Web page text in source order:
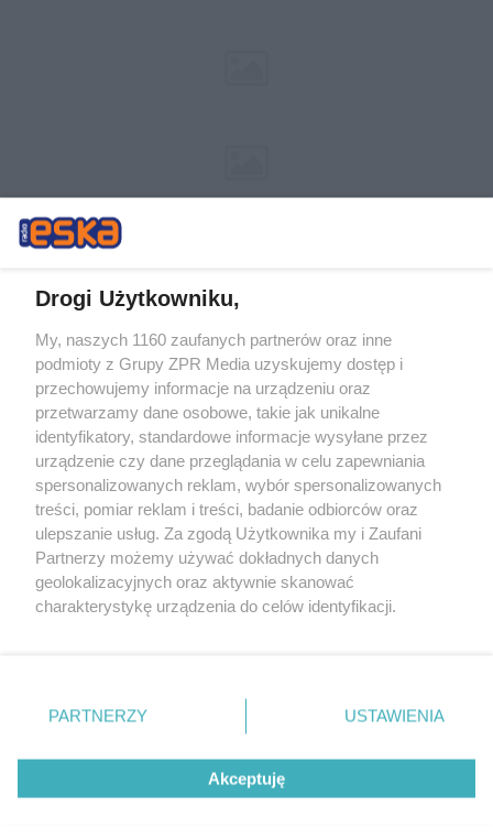
Żaden utwór zamieszczony w serwisie nie może być powielany i
rozpowszechniany lub dalej rozpowszechniany w jakikolwiek sposób (w
tym także elektroniczny lub mechaniczny) na jakimkolwiek polu
eksploatacji w jakiejkolwiek formie, włącznie z umieszczaniem w
Internecie bez pisemnej zgody właściciela praw. Jakiekolwiek użycie lub
wykorzystanie utworów w całości lub w części z naruszeniem prawa,
tzn. bez właściwej zgody, jest zabronione pod groźbą kary i może być
ścigane prawnie.
© 2026 Grupa ZPR Media
Drogi Użytkowniku,
My, naszych 1160 zaufanych partnerów oraz inne
podmioty z Grupy ZPR Media uzyskujemy dostęp i
przechowujemy informacje na urządzeniu oraz
przetwarzamy dane osobowe, takie jak unikalne
identyfikatory, standardowe informacje wysyłane przez
urządzenie czy dane przeglądania w celu zapewniania
spersonalizowanych reklam, wybór spersonalizowanych
treści, pomiar reklam i treści, badanie odbiorców oraz
ulepszanie usług. Za zgodą Użytkownika my i Zaufani
Partnerzy możemy używać dokładnych danych
geolokalizacyjnych oraz aktywnie skanować
charakterystykę urządzenia do celów identyfikacji.
zmienić/wycofać klikając przycisk ustawień prywatności
znajdujący się w lewym dolnym rogu strony
rodzaje przetwarzania danych nie wymagają zgody
użytkownika, ale masz prawo sprzeciwić się takiemu
przetwarzaniu. Preferencje będą miały zastosowanie tylko
PARTNERZY USTAWIENIA
Akceptuję